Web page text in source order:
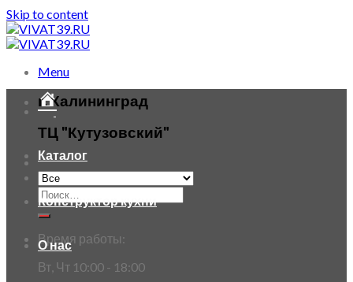
Skip to content
Menu
г. Калининград
ТЦ "Кутузовский"
Время работы:
Вт, Чт 10:00 - 18:00
Каталог
Конструктор кухни
О нас